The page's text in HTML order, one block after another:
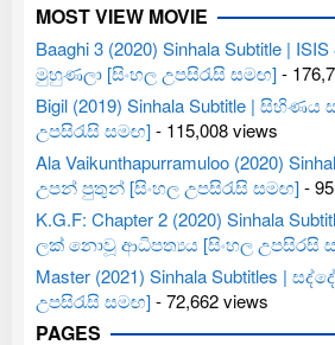
MOST VIEW MOVIE
Baaghi 3 (2020) Sinhala Subtitle |
මුහුණලා [සිංහල උපසිරැසි සමඟ]-
Bigil (2019) Sinhala Subtitle |
උපසිරැසි සමඟ]- 115,008 views
Ala Vaikunthapurramuloo (2020)
උපන් පුතුන් [සිංහල උපසිරැසි සමඟ]-
K.G.F: Chapter 2 (2020) Sinhala
ලක් නොවූ ආධිපත්‍යය [සිංහල උපසිරසි
Master (2021) Sinhala Subtitles |
උපසිරැසි සමඟ]- 72,662 views
PAGES